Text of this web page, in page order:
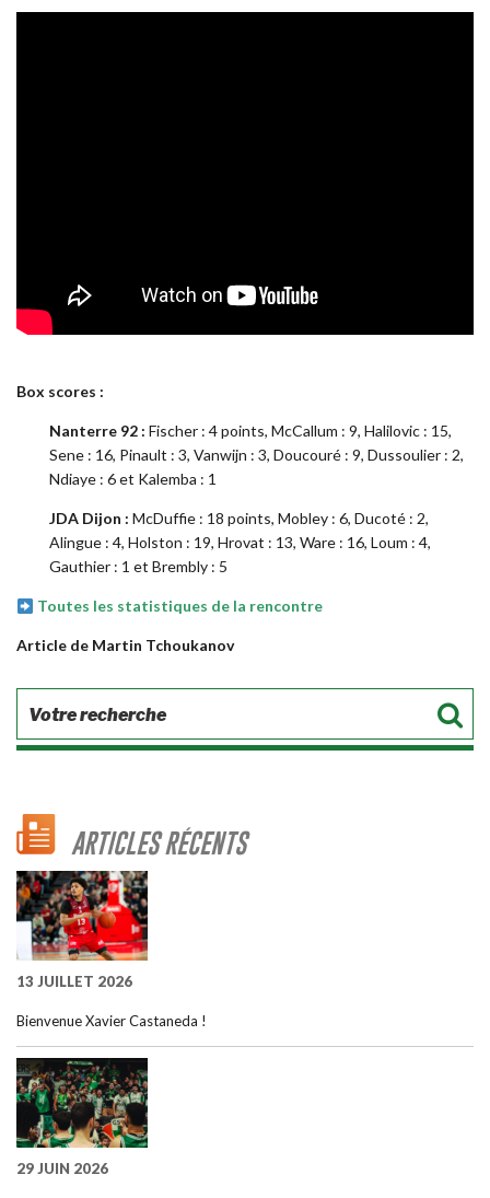
Box scores :
Nanterre 92 : Fischer : 4 points, McCallum : 9, Halilovic : 15,
Sene : 16, Pinault : 3, Vanwijn : 3, Doucouré : 9, Dussoulier : 2,
Ndiaye : 6 et Kalemba : 1
JDA Dijon : McDuffie : 18 points, Mobley : 6, Ducoté : 2,
Alingue : 4, Holston : 19, Hrovat : 13, Ware : 16, Loum : 4,
Gauthier : 1 et Brembly : 5
Toutes les statistiques de la rencontre
Article de Martin Tchoukanov
ARTICLES RÉCENTS
13 JUILLET 2026
Bienvenue Xavier Castaneda !
29 JUIN 2026